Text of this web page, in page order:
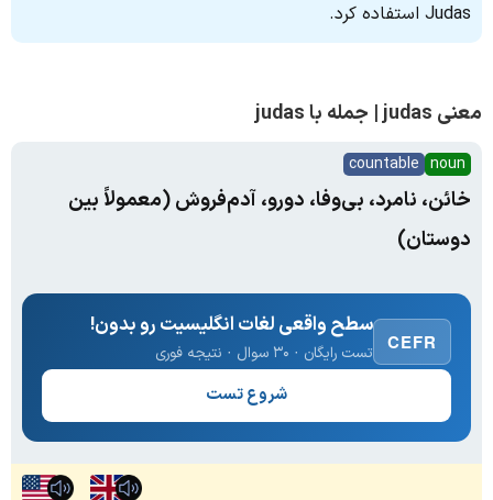
Judas استفاده کرد.
معنی judas | جمله با judas
noun
countable
خائن، نامرد، بی‌وفا، دورو، آدم‌فروش (معمولاً بین
دوستان)
CEFR
سطح واقعی لغات انگلیسیت رو بدون!
تست رایگان · ۳۰ سوال · نتیجه فوری
شروع تست